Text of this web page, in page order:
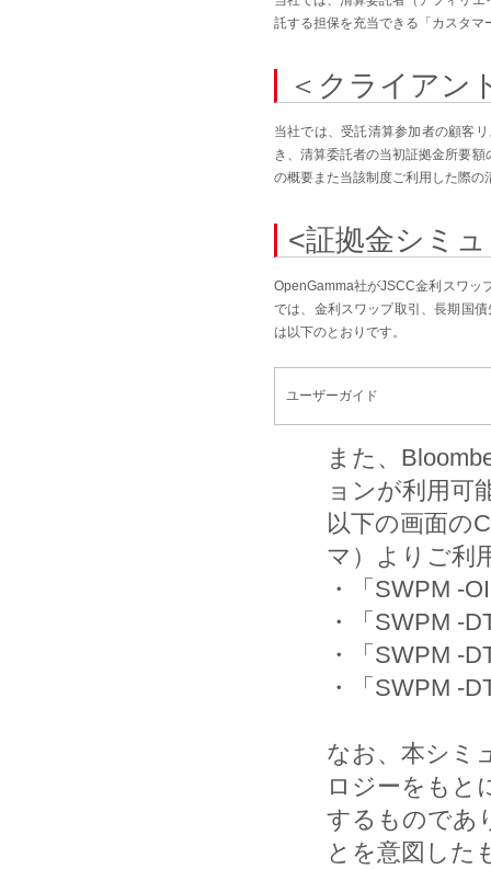
託する担保を充当できる「カスタ
＜クライアン
当社では、受託清算参加者の顧客
き、清算委託者の当初証拠金所要
の概要また当該制度ご利用した際の
<証拠金シミ
OpenGamma社がJSCC金利スワッ
では、金利スワップ取引、長期国
は以下のとおりです。
ユーザーガイド
また、
ョンが利用可
以下の画面の
マ）よりご利
・「SWPM -
・「SWPM -
・「SWPM -
・「SWPM -
なお、本シミ
ロジーをもと
するものであ
とを意図した